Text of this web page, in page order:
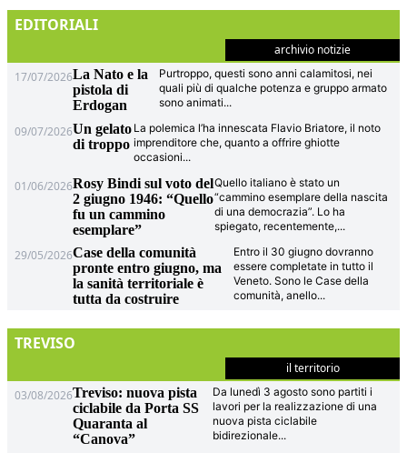
EDITORIALI
archivio notizie
17/07/2026La Nato e la
pistola di
Erdogan
Purtroppo, questi sono anni calamitosi, nei
quali più di qualche potenza e gruppo armato
sono animati...
09/07/2026Un gelato
di troppo
La polemica l’ha innescata Flavio Briatore, il noto
imprenditore che, quanto a offrire ghiotte
occasioni...
01/06/2026Rosy Bindi sul voto del
2 giugno 1946: “Quello
fu un cammino
esemplare”
Quello italiano è stato un
“cammino esemplare della nascita
di una democrazia”. Lo ha
spiegato, recentemente,...
29/05/2026Case della comunità
pronte entro giugno, ma
la sanità territoriale è
tutta da costruire
Entro il 30 giugno dovranno
essere completate in tutto il
Veneto. Sono le Case della
comunità, anello...
TREVISO
il territorio
03/08/2026Treviso: nuova pista
ciclabile da Porta SS
Quaranta al
“Canova”
Da lunedì 3 agosto sono partiti i
lavori per la realizzazione di una
nuova pista ciclabile
bidirezionale...